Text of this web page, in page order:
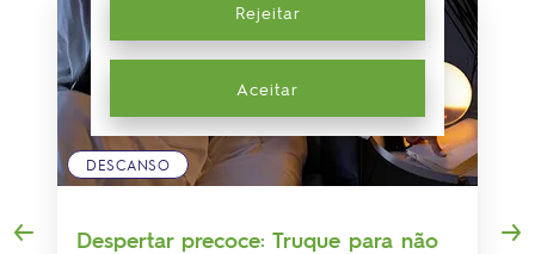
DESCANSO
Despertar precoce: Truque para não
Rejeitar
Aceitar